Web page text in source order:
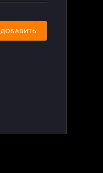
ДОБАВИТЬ